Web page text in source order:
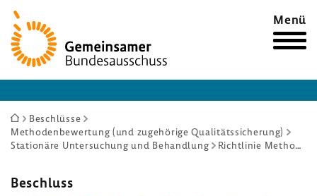
Zur
Startseite
Menü
Sie
sind
Beschlüsse
Methodenbewertung (und zugehörige Qualitätssicherung)
Stationäre Untersuchung und Behandlung
Richtlinie Methoden Krankenhausbehandlung: Stammzelltransplantation bei Multiplem Myelom – Verlängerung der Aussetzung
Beschluss